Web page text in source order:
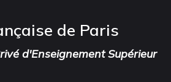
de Paris
d'Enseignement Supérieur